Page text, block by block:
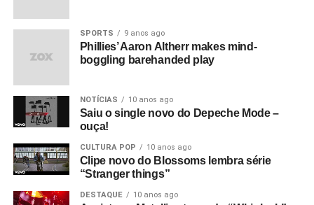
SPORTS 9 anos ago
Phillies’ Aaron Altherr makes mind-
boggling barehanded play
NOTÍCIAS 10 anos ago
Saiu o single novo do Depeche Mode –
ouça!
CULTURA POP 10 anos ago
Clipe novo do Blossoms lembra série
“Stranger things”
DESTAQUE 10 anos ago